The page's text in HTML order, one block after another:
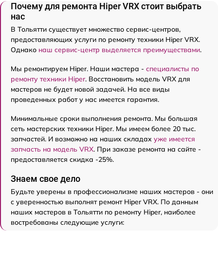
Почему для ремонта Hiper VRX стоит выбрать
нас
В Тольятти существует множество сервис-центров,
предоставляющих услуги по ремонту техники Hiper VRX.
Однако наш сервис-центр выделяется преимуществами.
Мы ремонтируем Hiper. Наши мастера - специалисты по
ремонту техники Hiper. Восстановить модель VRX для
мастеров не будет новой задачей. На все виды
проведенных работ у нас имеется гарантия.
Минимальные сроки выполнения ремонта. Мы большая
сеть мастерских техники Hiper. Мы имеем более 20 тыс.
запчастей. И возможно на наших складах уже имеется
запчасть на модель VRX. При заказе ремонта на сайте -
предоставляется скидка -25%.
Знаем свое дело
Будьте уверены в профессионализме наших мастеров - они
с уверенностью выполнят ремонт Hiper VRX. По данным
наших мастеров в Тольятти по ремонту Hiper, наиболее
востребованы следующие услуги: